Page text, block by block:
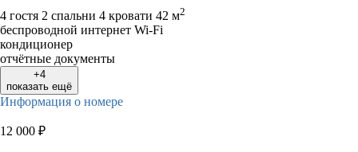
4 гостя 2 спальни 4 кровати 42 м2
беспроводной интернет Wi-Fi
кондиционер
отчётные документы
+4
показать ещё
Информация о номере
12 000 ₽